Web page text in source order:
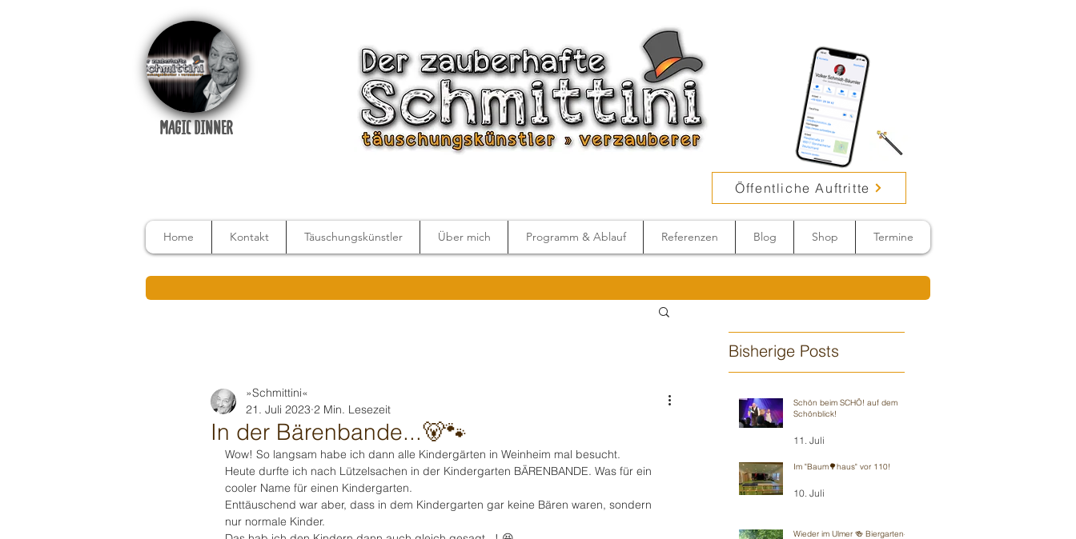
MAGIC DINNER
Öffentliche Auftritte
Home Kontakt Täuschungskünstler Über mich Programm & Ablauf Referenzen Blog Shop Termine
In der Bärenbande...🐻🐾
»Schmittini«
21. Juli 2023 2 Min. Lesezeit
Wow! So langsam habe ich dann alle Kindergärten in Weinheim mal besucht.
Heute durfte ich nach Lützelsachen in der Kindergarten BÄRENBANDE. Was für ein
cooler Name für einen Kindergarten.
Enttäuschend war aber, dass in dem Kindergarten gar keine Bären waren, sondern
nur normale Kinder.
Bisherige Posts
Schön beim SCHÖ! auf dem
Schönblick!
11. Juli
Im "Baum🌳haus" vor 110!
10. Juli
Wieder im Ulmer 🍻 Biergarten-